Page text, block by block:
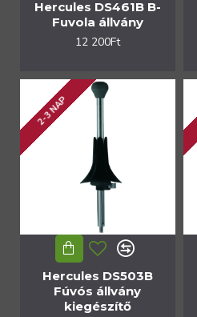
Hercules DS461B B-
Fuvola állvány
12 200Ft
2-3 NAP
Hercules DS503B
Fúvós állvány
kiegészítő